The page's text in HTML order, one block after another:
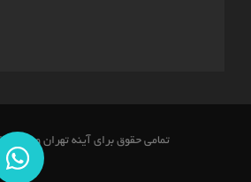
©تمامی حقوق برای آینه تهران ویژن